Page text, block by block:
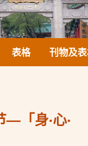
表格 刊物及
—「身‧心‧